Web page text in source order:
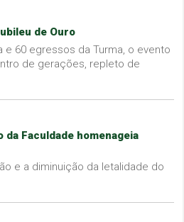
de Ouro
e 60 egressos da Turma, o evento
de gerações, repleto de
Faculdade homenageia
e a diminuição da letalidade do